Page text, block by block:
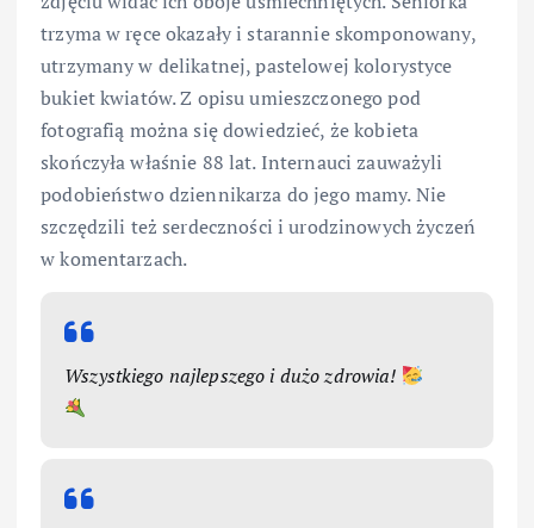
trzyma w ręce okazały i starannie skomponowany,
utrzymany w delikatnej, pastelowej kolorystyce
bukiet kwiatów. Z opisu umieszczonego pod
fotografią można się dowiedzieć, że kobieta
skończyła właśnie 88 lat. Internauci zauważyli
podobieństwo dziennikarza do jego mamy. Nie
szczędzili też serdeczności i urodzinowych życzeń
w komentarzach.
Wszystkiego najlepszego i dużo zdrowia!